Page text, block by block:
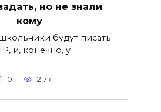
но не знали
кому
будут писать
и, конечно, у
0 2.7к.